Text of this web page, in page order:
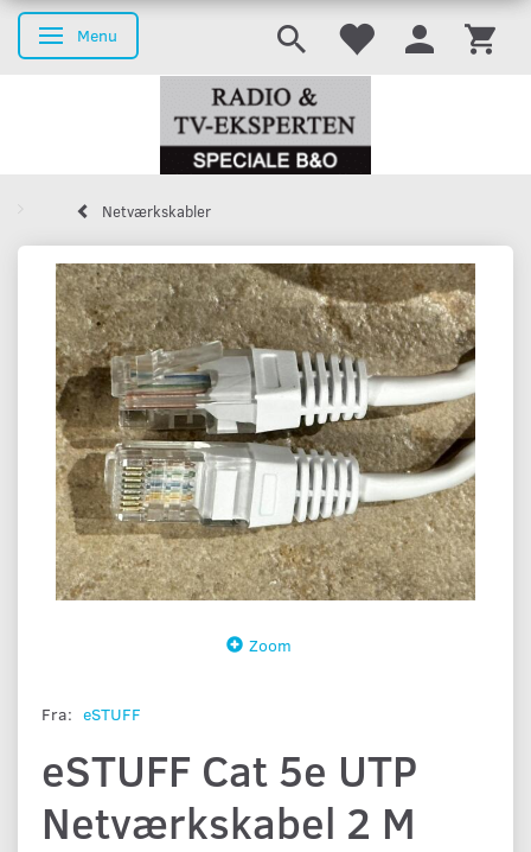
Skifte navigation
Menu
Netværkskabler
Zoom
Fra: eSTUFF
eSTUFF Cat 5e UTP
Netværkskabel 2 M